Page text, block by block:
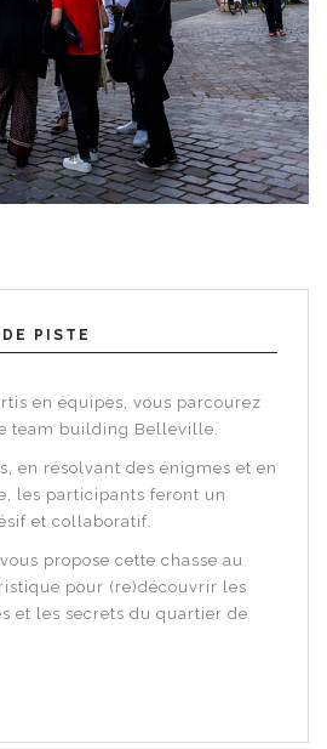
PISTE
en équipes, vous parcourez
team building Belleville.
en résolvant des énigmes et en
les participants feront un
et collaboratif.
vous propose cette chasse au
pour (re)découvrir les
et les secrets du quartier de